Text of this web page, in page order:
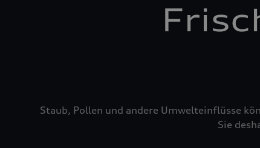
Staub, Pollen und andere Umwelteinflüsse
Sie